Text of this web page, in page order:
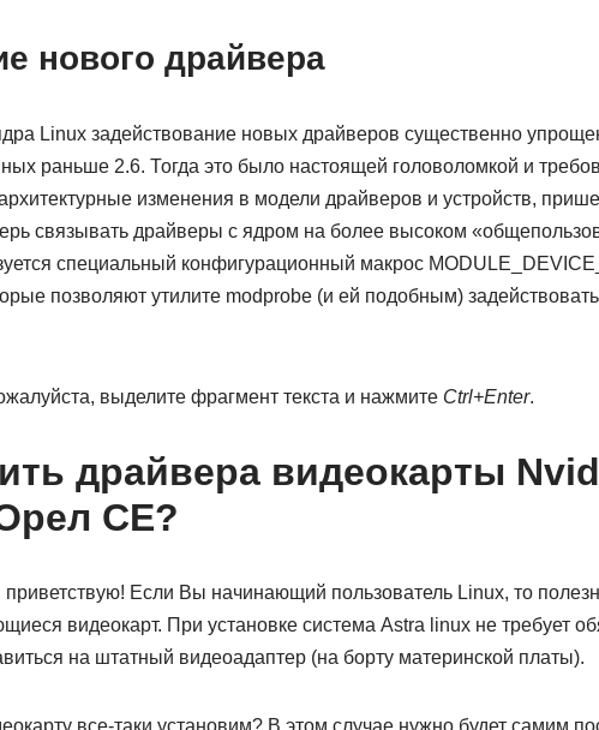
нового драйвера
Linux задействование новых драйверов существенно
раньше 2.6. Тогда это было настоящей головоломкой и
изменения в модели драйверов и устройств,
связывать драйверы с ядром на более высоком
специальный конфигурационный макрос
позволяют утилите modprobe (и ей подобным)
выделите фрагмент текста и нажмите Ctrl+Enter.
драйвера видеокарты
CE?
приветствую! Если Вы начинающий пользователь Linux, то
видеокарт. При установке система Astra linux не требует
на штатный видеоадаптер (на борту материнской платы).
все-таки установим? В этом случае нужно будет самим